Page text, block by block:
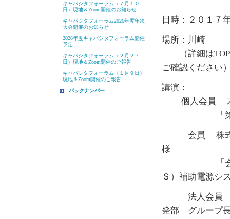
日時：２０１
場所：川崎
（詳細はTOP
ご確認ください
講演：
個人会員 木
「第２回
会員 株式会
様
「会社紹介
Ｓ）補助電源シ
法人会員 日
発部 グループ
キャパシタフォーラム（７月１０
日）現地＆Zoom開催のお知らせ
キャパシタフォーラム2026年度年次
大会開催のお知らせ
2026年度キャパシタフォーラム開催
予定
キャパシタフォーラム（２月２７
日）現地＆Zoom開催のご報告
キャパシタフォーラム（１月９日）
現地＆Zoom開催のご報告
バックナンバー